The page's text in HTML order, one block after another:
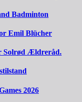
Badminton
Emil Blücher
Solrød Ældreråd.
2026